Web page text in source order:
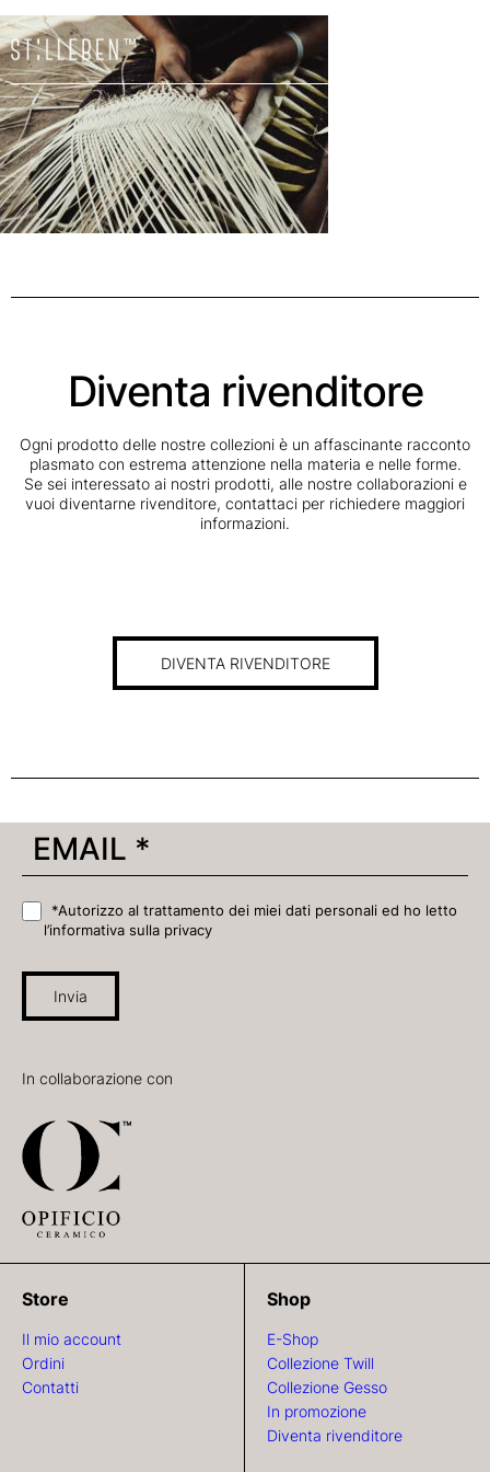
Diventa rivenditore
Ogni prodotto delle nostre collezioni è un affascinante racconto
plasmato con estrema attenzione nella materia e nelle forme.
Se sei interessato ai nostri prodotti, alle nostre collaborazioni e
vuoi diventarne rivenditore, contattaci per richiedere maggiori
informazioni.
DIVENTA RIVENDITORE
*Autorizzo al trattamento dei miei dati personali ed ho letto
l’informativa sulla privacy
Invia
In collaborazione con
Store
Il mio account
Ordini
Contatti
Shop
E-Shop
Collezione Twill
Collezione Gesso
In promozione
Diventa rivenditore